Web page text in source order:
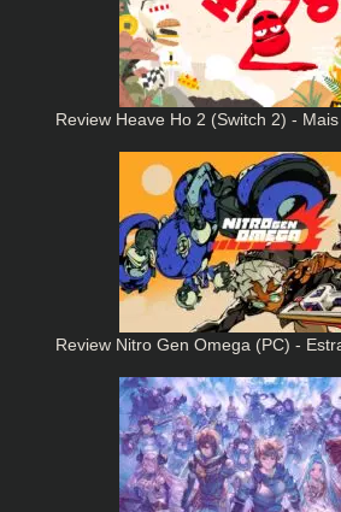
Review Heave Ho 2 (Switch 2) -
Review Nitro Gen Omega (PC) -